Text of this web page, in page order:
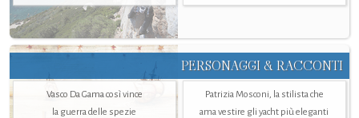
PERSONAGGI & RACCONTI
Vasco Da Gama così vince
la guerra delle spezie
Patrizia Mosconi, la stilista che
ama vestire gli yacht più eleganti